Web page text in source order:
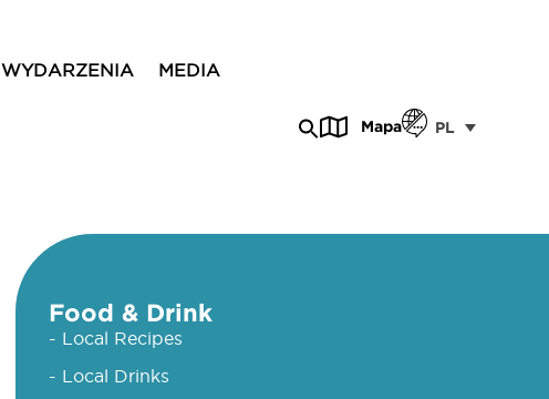
WYDARZENIA MEDIA
Mapa PL
Food & Drink
- Local Recipes
- Local Drinks